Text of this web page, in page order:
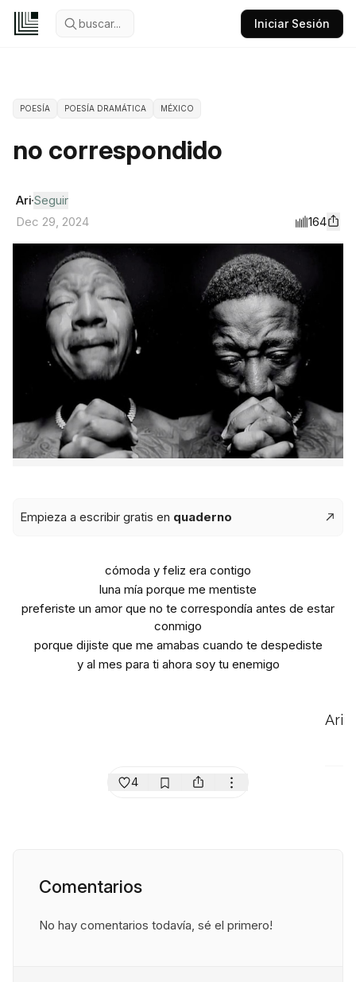
buscar... Iniciar Sesión
POESÍA POESÍA DRAMÁTICA MÉXICO
no correspondido
Ari Seguir
Dec 29, 2024
164
Empieza a escribir gratis en quaderno
cómoda y feliz era contigo
luna mía porque me mentiste
preferiste un amor que no te correspondía antes de estar
conmigo
porque dijiste que me amabas cuando te despediste
y al mes para ti ahora soy tu enemigo
Ari
4
Comentarios
No hay comentarios todavía, sé el primero!